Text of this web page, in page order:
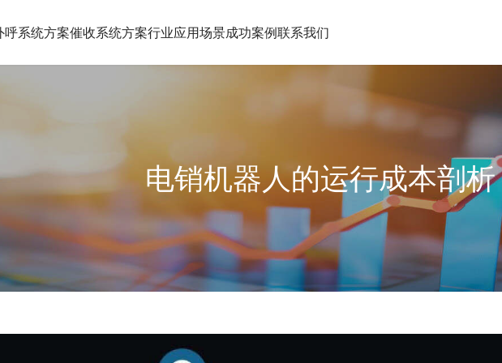
呼系统方案催收系统方案行业应用场景成功案例联系我们
电销机器人的运行成本剖析